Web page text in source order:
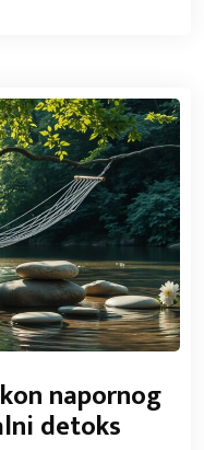
napornog
detoks